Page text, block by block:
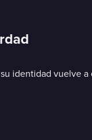
identidad vuelve